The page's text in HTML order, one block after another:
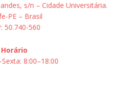
s/n – Cidade Universitária.
PE – Brasil
50.740-560
Horário
8:00–18:00